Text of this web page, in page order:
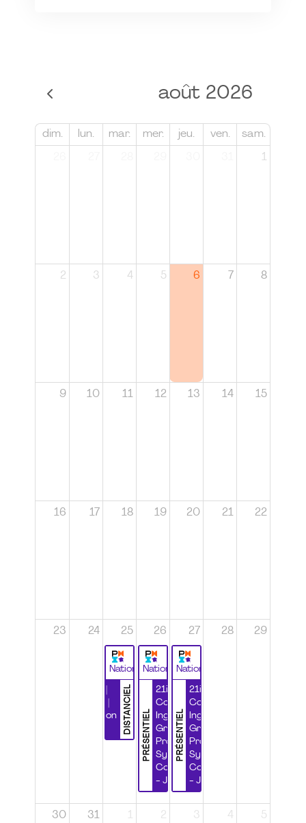
août 2026
dim. lun. mar. mer. jeu. ven. sam.
1
2 3 4 5 6 7 8
9 10 11 12 13 14 15
16 17 18 19 20 21 22
23 24 25
National
DISTANCIEL
Certification
26
National
PRÉSENTIEL
21ième
Congrès
Ingénierie
Grands
Projets et
Systèmes
Complexes
- Jour 1
27
National
PRÉSENTIEL
21ième
Congrès
Ingénierie
Grands
Projets et
Systèmes
Complexes
- Jour 2
28 29
30 31 1 2 3 4 5